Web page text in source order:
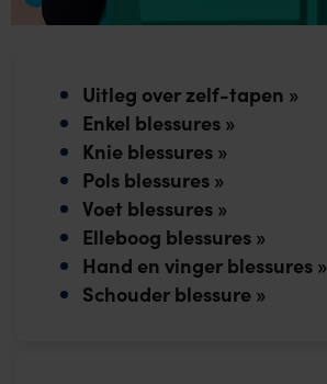
Uitleg over zelf-tapen »
Enkel blessures »
Knie blessures »
Pols blessures »
Voet blessures »
Elleboog blessures »
Hand en vinger blessures »
Schouder blessure »